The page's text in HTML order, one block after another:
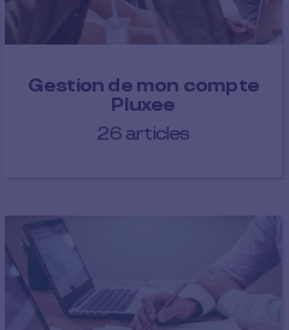
Gestion de mon compte
Pluxee
26 articles